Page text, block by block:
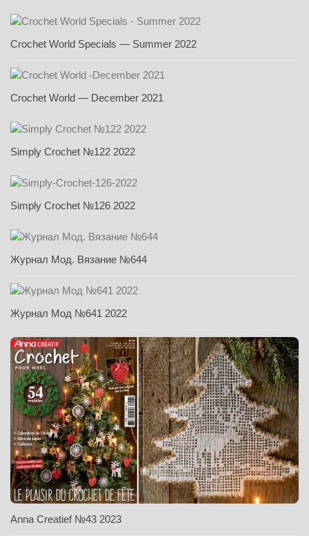
Crochet World Specials — Summer 2022
Crochet World — December 2021
Simply Crochet №122 2022
Simply Crochet №126 2022
Журнал Мод. Вязание №644
Журнал Мод №641 2022
Anna Creatief №43 2023